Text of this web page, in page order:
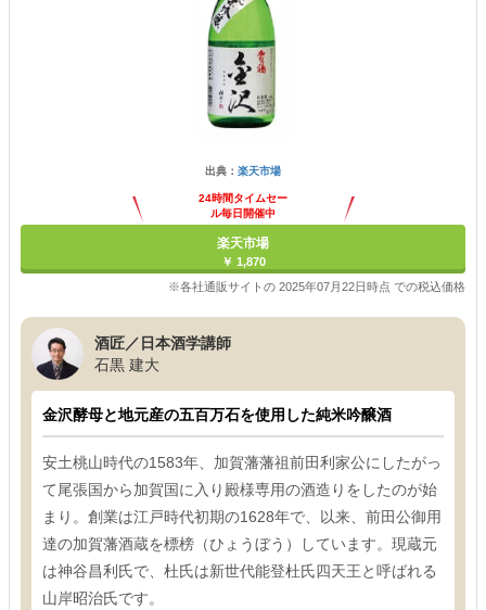
出典： 楽天市場
24時間タイムセー
ル毎日開催中
楽天市場
￥ 1,870
※各社通販サイトの 2025年07月22日時点 での税込価格
酒匠／日本酒学講師
石黒 建大
金沢酵母と地元産の五百万石を使用した純米吟醸酒
安土桃山時代の1583年、加賀藩藩祖前田利家公にしたがっ
て尾張国から加賀国に入り殿様専用の酒造りをしたのが始
まり。創業は江戸時代初期の1628年で、以来、前田公御用
達の加賀藩酒蔵を標榜（ひょうぼう）しています。現蔵元
は神谷昌利氏で、杜氏は新世代能登杜氏四天王と呼ばれる
山岸昭治氏です。